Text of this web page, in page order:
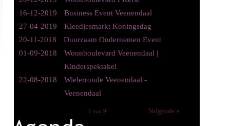
16-12-2019
Business Event Veenendaal
27-04-2019
Kleedjesmarkt Koningsdag
20-11-2018
Duurzaam Ondernemen Event
01-09-2018
Woonboulevard Veenendaal |
Kinderspektakel
22-08-2018
Wielerronde Veenendaal -
Veenendaal
1 van 9 Volgende »